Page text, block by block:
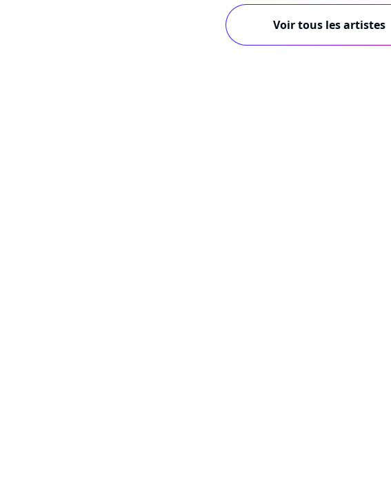
Voir tous les artistes